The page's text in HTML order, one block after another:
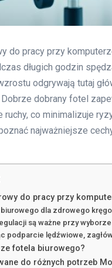
do pracy przy
długich godzin
odgrywają tutaj
dobrany fotel
co minimalizuje
najważniejsze
do pracy przy
dla zdrowego
są ważne przy
podparcie lędźwiowe,
fotela biurowego?
do różnych potrzeb